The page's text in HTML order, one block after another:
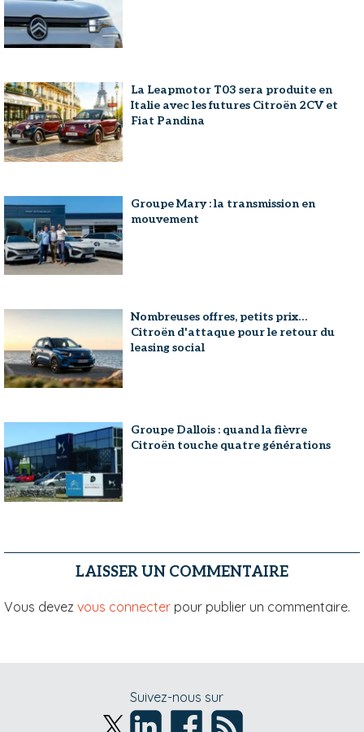
La Leapmotor T03 sera produite en
Italie avec les futures Citroën 2CV et
Fiat Pandina
Groupe Mary : la transmission en
mouvement
Nombreuses offres, petits prix…
Citroën d'attaque pour le retour du
leasing social
Groupe Dallois : quand la fièvre
Citroën touche quatre générations
LAISSER UN COMMENTAIRE
Vous devez vous connecter pour publier un commentaire.
Suivez-nous sur